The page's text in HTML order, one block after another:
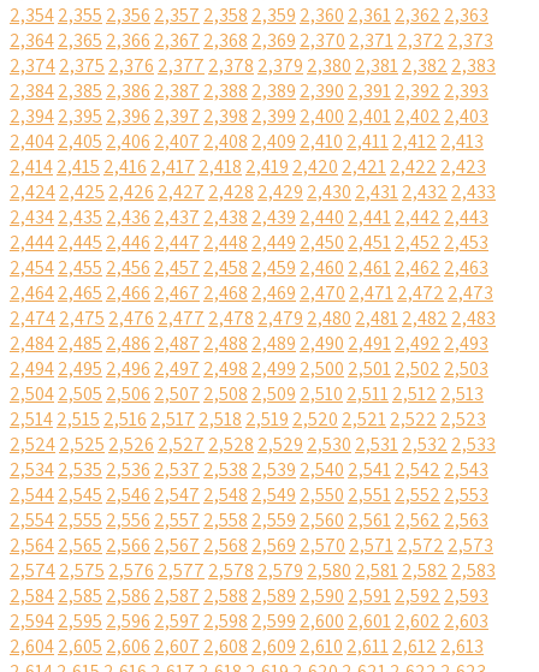
2,3542,355 2,356 2,357 2,358 2,359 2,360 2,3612,362 2,363
2,3642,365 2,366 2,367 2,368 2,369 2,370 2,3712,372 2,373
2,3742,375 2,376 2,377 2,378 2,379 2,380 2,3812,382 2,383
2,3842,385 2,386 2,387 2,388 2,389 2,390 2,3912,392 2,393
2,3942,395 2,396 2,397 2,398 2,399 2,400 2,4012,402 2,403
2,4042,405 2,406 2,407 2,408 2,409 2,410 2,4112,412 2,413
2,4142,415 2,416 2,417 2,418 2,419 2,420 2,4212,422 2,423
2,4242,425 2,426 2,427 2,428 2,429 2,430 2,4312,432 2,433
2,4342,435 2,436 2,437 2,438 2,439 2,440 2,4412,442 2,443
2,4442,445 2,446 2,447 2,448 2,449 2,450 2,4512,452 2,453
2,4542,455 2,456 2,457 2,458 2,459 2,460 2,4612,462 2,463
2,4642,465 2,466 2,467 2,468 2,469 2,470 2,4712,472 2,473
2,4742,475 2,476 2,477 2,478 2,479 2,480 2,4812,482 2,483
2,4842,485 2,486 2,487 2,488 2,489 2,490 2,4912,492 2,493
2,4942,495 2,496 2,497 2,498 2,499 2,500 2,5012,502 2,503
2,5042,505 2,506 2,507 2,508 2,509 2,510 2,5112,512 2,513
2,5142,515 2,516 2,517 2,518 2,519 2,520 2,5212,522 2,523
2,5242,525 2,526 2,527 2,528 2,529 2,530 2,5312,532 2,533
2,5342,535 2,536 2,537 2,538 2,539 2,540 2,5412,542 2,543
2,5442,545 2,546 2,547 2,548 2,549 2,550 2,5512,552 2,553
2,5542,555 2,556 2,557 2,558 2,559 2,560 2,5612,562 2,563
2,5642,565 2,566 2,567 2,568 2,569 2,570 2,5712,572 2,573
2,5742,575 2,576 2,577 2,578 2,579 2,580 2,5812,582 2,583
2,5842,585 2,586 2,587 2,588 2,589 2,590 2,5912,592 2,593
2,5942,595 2,596 2,597 2,598 2,599 2,600 2,6012,602 2,603
2,6042,605 2,606 2,607 2,608 2,609 2,610 2,6112,612 2,613